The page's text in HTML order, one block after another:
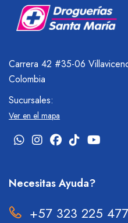
Carrera 42 #35-06
Colombia
Sucursales:
Ver en el mapa
Necesitas Ayuda?
+57 323 225